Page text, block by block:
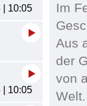
Im
Aus
der
von
| 10:05
| 10:05